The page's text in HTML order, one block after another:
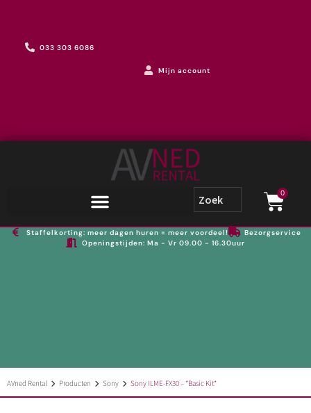
033 303 6086
Mijn account
0
Staffelkorting: meer dagen huren = meer voordeel!
Bezorgservice
Openingstijden: Ma - Vr 09.00 - 16.30uur
AVned Rental Producten Sony Sony ILME-FX30 – *Basic Kit*